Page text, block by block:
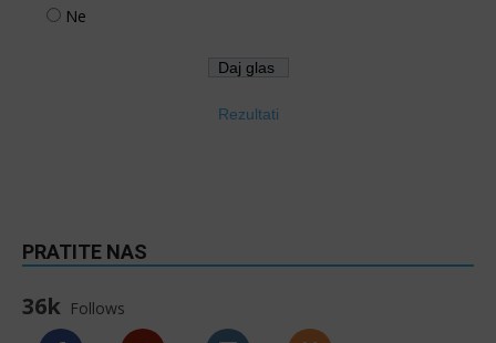
Ne
Rezultati
PRATITE NAS
36k Follows